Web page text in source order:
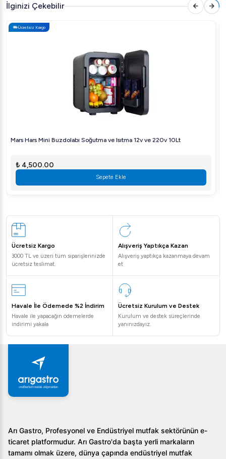
İlginizi Çekebilir
Ücretsiz Kargo
Mars Hars Mini Buzdolabı Soğutma ve Isıtma 12v ve 220v 10Lt
₺ 4,500.00
Sepete Ekle
Ücretsiz Kargo
3000 TL ve üzeri tüm siparişlerinizde
ücretsiz teslimat.
Alışveriş Yaptıkça Kazan
Alışveriş yaptıkça kazanmaya devam
et
Havale İle Ödemede %2 İndirim
Havale ile yapacağın ödemelerde
indirimi yakala
Ücretsiz Kurulum ve Destek
Kurulum ve destek süreçlerinde
yanınızdayız.
Arı Gastro, Profesyonel ve Endüstriyel mutfak sektörünün e-
ticaret platformudur. Arı Gastro'da başta yerli markaların
tamamı olmak üzere, dünya çapında endüstriyel mutfak